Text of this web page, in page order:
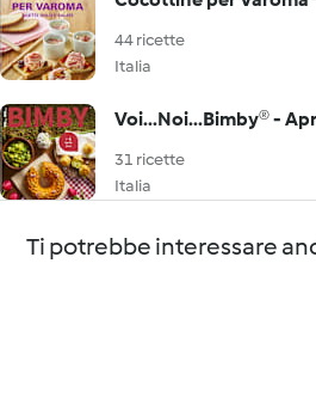
44 ricette
Italia
Voi...Noi...Bimby® -
31 ricette
Italia
Ti potrebbe interessare